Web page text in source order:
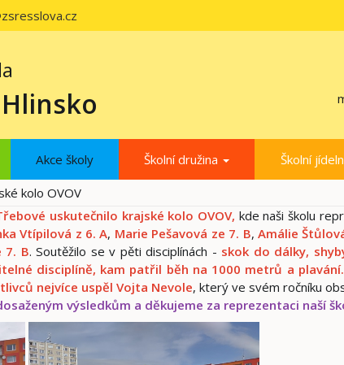
Akce školy Školní družina Školní
kolo OVOV
uskutečnilo krajské kolo OVOV, kde naši školu
Vtípilová z 6. A, Marie Pešavová ze 7. B,Amálie
7. B. Soutěžilo se v pěti disciplínách - skok do dálky,
disciplíně, kam patřil běh na 1000 metrů a plavání.
nejvíce uspěl Vojta Nevole, který ve svém ročníku
výsledkům a děkujeme za reprezentaci naší